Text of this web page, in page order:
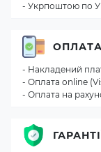
- Укрпоштою по
ОПЛАТА
- Накладений
- Оплата online
- Оплата на